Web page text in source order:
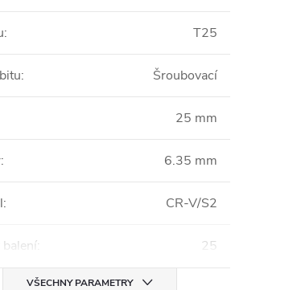
: T25
: Šroubovací
25 mm
: 6.35 mm
: CR-V/S2
balení: 25
VŠECHNY PARAMETRY